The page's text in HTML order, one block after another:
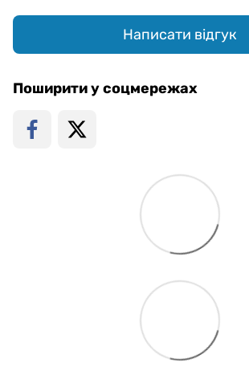
Написати відгук
Поширити у соцмережах